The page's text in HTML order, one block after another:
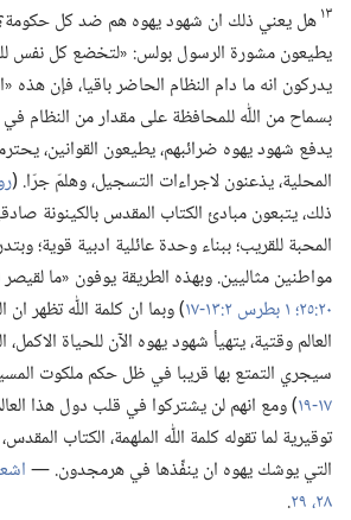
١٣هل يعني ذلك ان شهود يهوه هم ضد كل حكومة؟‏
يطيعون مشورة الرسول بولس:‏ «لتخضع كل نفس
يدركون انه ما دام النظام الحاضر باقيا،‏ فإن هذه
بسماح من اللّٰه للمحافظة على مقدار من النظام
يدفع شهود يهوه ضرائبهم،‏ يطيعون القوانين،‏
المحلية،‏ يذعنون لاجراءات التسجيل،‏ وهلمّ جرّا.‏ (‏
ذلك،‏ يتبعون مبادئ الكتاب المقدس بالكينونة
المحبة للقريب؛‏ ببناء وحدة عائلية ادبية قوية؛‏
مواطنين مثاليين.‏ وبهذه الطريقة يوفون «ما لقيصر
٢٠:‏٢٥؛‏
‏)‏ وبما ان كلمة اللّٰه تظهر ان
العالم وقتية،‏ يتهيأ شهود يهوه الآن للحياة الاكمل،‏
سيجري التمتع بها قريبا في ظل حكم ملكوت
١٧-‏١٩
‏)‏ ومع انهم لن يشتركوا في قلب دول هذا
توقيرية لما تقوله كلمة اللّٰه الملهمة،‏ الكتاب
التي يوشك يهوه ان ينفِّذها في هرمجدون.‏ —‏اشعيا
٢٨،‏ ٢٩
‏.‏